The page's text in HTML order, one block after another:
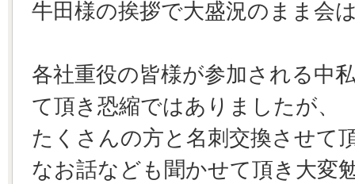
牛田様の挨拶で大盛況のまま会
各社重役の皆様が参加される中
て頂き恐縮ではありましたが、
たくさんの方と名刺交換させて
なお話なども聞かせて頂き大変